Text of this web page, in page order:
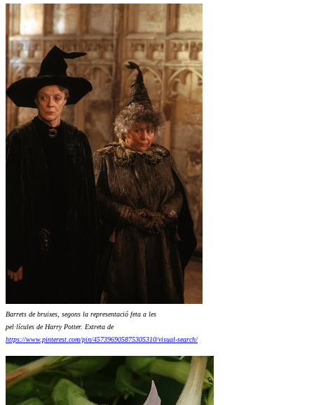
Barrets de bruixes, segons la representació feta a les
pel·lícules de Harry Potter. Extreta de
https://www.pinterest.com/pin/457396905875305310/visual-search/